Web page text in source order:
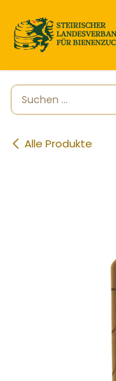
Alle Produkte